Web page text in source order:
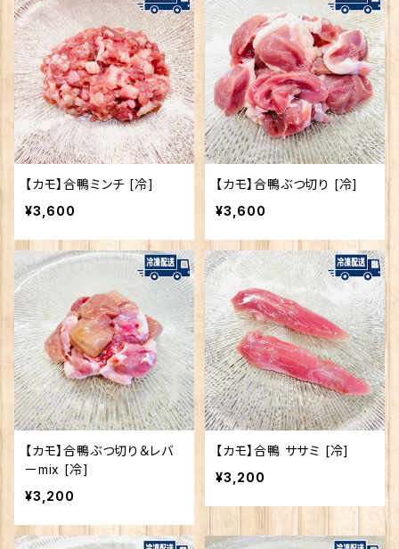
【カモ】合鴨ミンチ [冷]
¥3,600
【カモ】合鴨ぶつ切り [冷]
¥3,600
【カモ】合鴨ぶつ切り＆レバ
ーmix [冷]
¥3,200
【カモ】合鴨 ササミ [冷]
¥3,200